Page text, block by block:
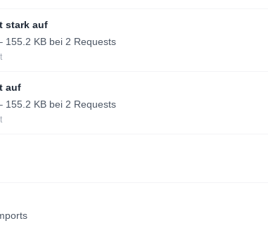
stark auf
155.2 KB bei 2 Requests
auf
155.2 KB bei 2 Requests